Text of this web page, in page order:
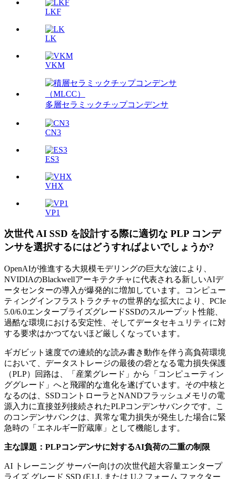
LKF
LK
VKM
多層セラミックチップコンデンサ
CN3
ES3
VHX
VP1
次世代 AI SSD を設計する際に適切な PLP コンデ
ンサを選択するにはどうすればよいでしょうか?
OpenAIが推進する大規模モデリングの巨大な波により、
NVIDIAのBlackwellアーキテクチャに代表される新しいAIデ
ータセンターの導入が爆発的に増加しています。コンピュー
ティングインフラストラクチャの世界的な拡大により、PCIe
5.0/6.0エンタープライズグレードSSDのスループット性能、
過酷な環境における安定性、そしてデータセキュリティに対
する要求はかつてないほど厳しくなっています。
ギガビット速度での連続的な読み書き動作を伴う高負荷環境
において、データストレージの最後の砦となる電力損失保護
（PLP）回路は、「産業グレード」から「コンピューティン
ググレード」へと飛躍的な進化を遂げています。その中核と
なるのは、SSDコントローラとNANDフラッシュメモリの電
源入力に直接並列接続されたPLPコンデンサバンクです。こ
のコンデンサバンクは、異常な電力損失が発生した場合に緊
急時の「エネルギー貯蔵庫」として機能します。
主な課題：PLPコンデンサに対するAI負荷の二重の制限
AI トレーニング サーバー向けの次世代超大容量エンタープ
ライズ グレード SSD (E1.L または U.2 フォーム ファクター